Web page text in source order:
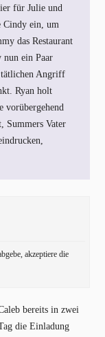
für Julie und
Cindy ein, um
das Restaurant
nun ein Paar
tätlichen Angriff
Ryan holt
vorübergehend
Summers Vater
akzeptiere die
bereits in zwei
die Einladung